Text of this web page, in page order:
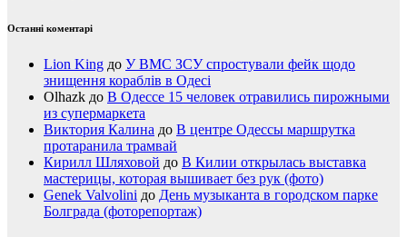
Останні коментарі
Lion King до У ВМС ЗСУ спростували фейк щодо
знищення кораблів в Одесі
Olhazk до В Одессе 15 человек отравились пирожными
из супермаркета
Виктория Калина до В центре Одессы маршрутка
протаранила трамвай
Кирилл Шляховой до В Килии открылась выставка
мастерицы, которая вышивает без рук (фото)
Genek Valvolini до День музыканта в городском парке
Болграда (фоторепортаж)